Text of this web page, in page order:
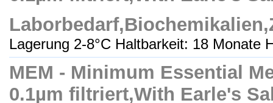
Lagerung 2-8°C Haltbarkeit: 18 Monate
MEM - Minimum Essential
0.1µm filtriert,With Earle's